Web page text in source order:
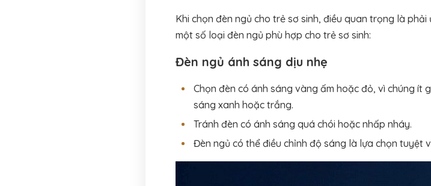
Khi chọn đèn ngủ cho trẻ sơ sinh, điều quan trọng là
một số loại đèn ngủ phù hợp cho trẻ sơ sinh:
Đèn ngủ ánh sáng dịu nhẹ
Chọn đèn có ánh sáng vàng ấm hoặc đỏ, vì chúng ít
sáng xanh hoặc trắng.
Tránh đèn có ánh sáng quá chói hoặc nhấp nháy.
Đèn ngủ có thể điều chỉnh độ sáng là lựa chọn tuyệt